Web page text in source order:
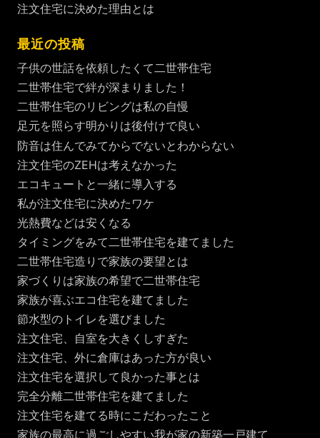
注文住宅に決めた理由とは
最近の投稿
子供の世話を依頼したくて二世帯住宅
二世帯住宅で絆が深まりました！
二世帯住宅のリビングは私の自慢
足元を照らす明かりは後付けで良い
防音は住んでみてからでないとわからない
注文住宅のZEHは考えなかった
エコキュートと一緒に導入する
私が注文住宅に決めたワケ
光熱費などは安くなる
タイミングをみて二世帯住宅を建てました
二世帯住宅造りで家族の要望とは
家づくりは家族の希望で二世帯住宅
家族が喜ぶエコ住宅を建てました
節水型のトイレを選びました
注文住宅、自室を大きくしすぎた
注文住宅、外に倉庫はあった方が良い
注文住宅を選択して良かった事とは
完全分離二世帯住宅を建てました
注文住宅を建てる時にこだわったこと
家族の最高に過ごしやすい我が家の新築一戸建て